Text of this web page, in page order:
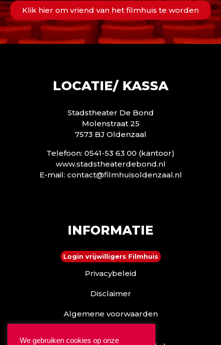
Klik hier om vriend van het filmhuis te worden
LOCATIE/ KASSA
Stadstheater De Bond
Molenstraat 25
7573 BJ Oldenzaal
Telefoon: 0541-53 63 00 (kantoor)
www.stadstheaterdebond.nl
E-mail: contact@filmhuisoldenzaal.nl
INFORMATIE
Login vrijwilligers Filmhuis
Privacybeleid
Disclaimer
Algemene voorwaarden
We gebruiken cookies op onze